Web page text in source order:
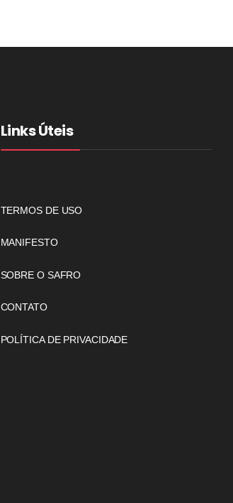
Links Úteis
TERMOS DE USO
MANIFESTO
SOBRE O SAFRO
CONTATO
POLÍTICA DE PRIVACIDADE